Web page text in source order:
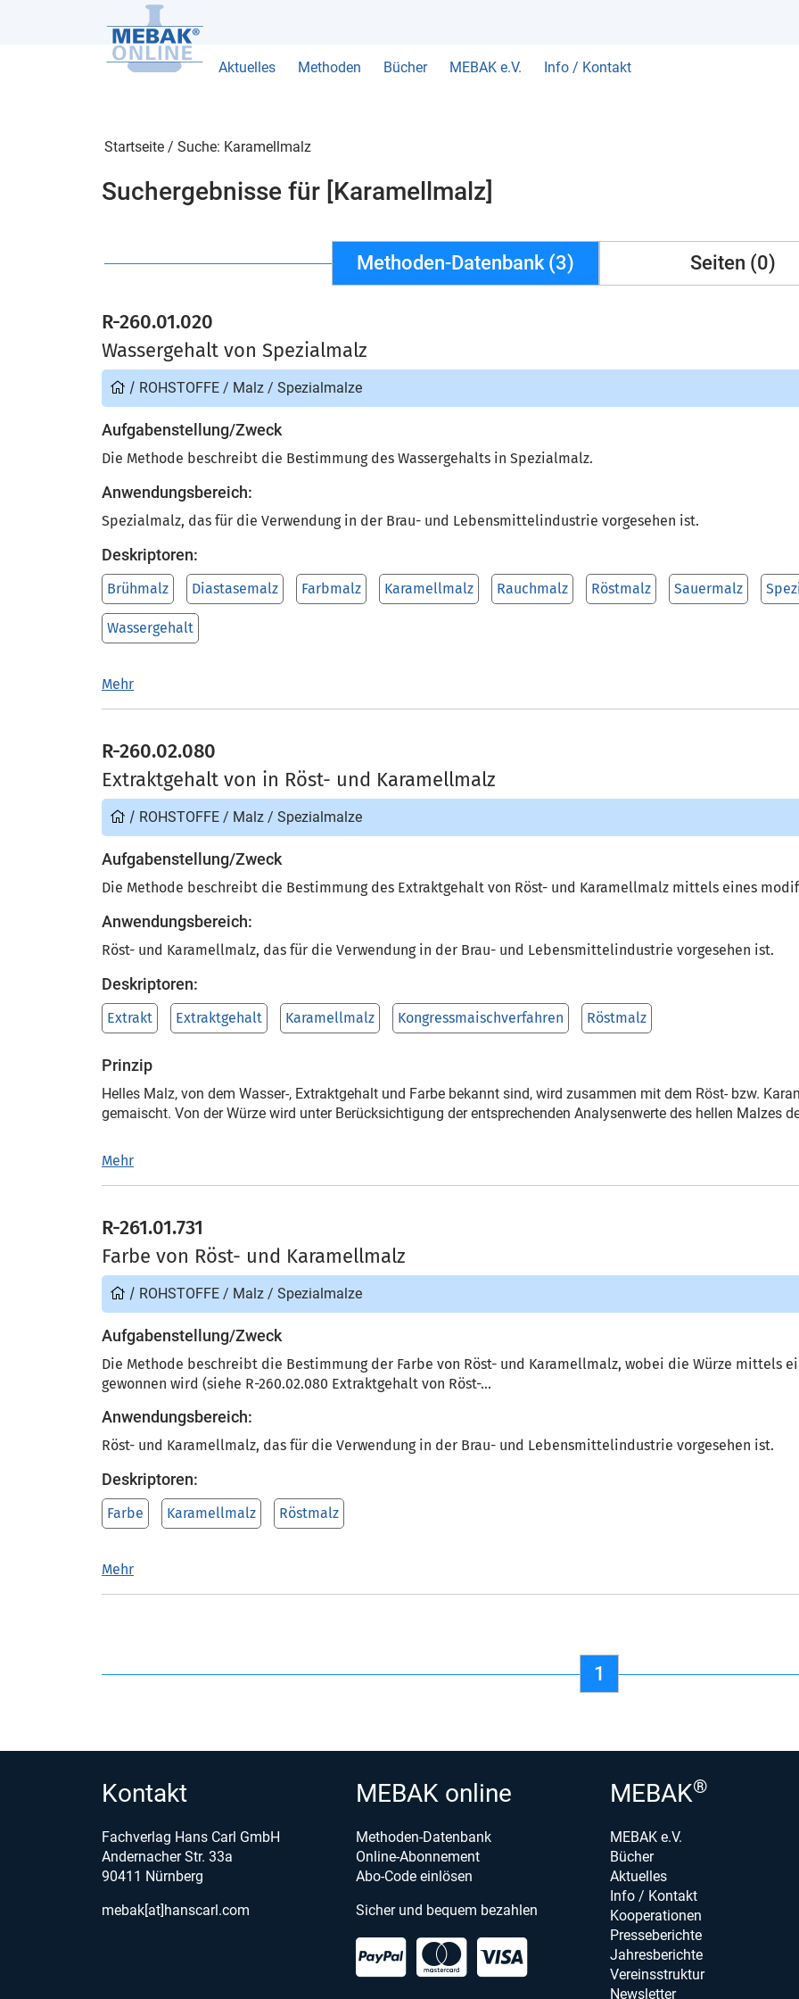
Aktuelles Methoden Bücher MEBAK e.V. Info / Kontakt
Startseite / Suche: Karamellmalz
Suchergebnisse für [Karamellmalz]
Methoden-Datenbank (3) Seiten (0)
R-260.01.020
Wassergehalt von Spezialmalz
/ ROHSTOFFE / Malz / Spezialmalze
Aufgabenstellung/Zweck
Die Methode beschreibt die Bestimmung des Wassergehalts in Spezialmalz.
Anwendungsbereich:
Spezialmalz, das für die Verwendung in der Brau- und Lebensmittelindustrie vorgesehen ist.
Deskriptoren:
Brühmalz Diastasemalz Farbmalz Karamellmalz Rauchmalz Röstmalz Sauermalz
Wassergehalt
Mehr
R-260.02.080
Extraktgehalt von in Röst- und Karamellmalz
/ ROHSTOFFE / Malz / Spezialmalze
Aufgabenstellung/Zweck
Die Methode beschreibt die Bestimmung des Extraktgehalt von Röst- und Karamellmalz mittels eines
Anwendungsbereich:
Röst- und Karamellmalz, das für die Verwendung in der Brau- und Lebensmittelindustrie vorgesehen ist.
Deskriptoren:
Extrakt Extraktgehalt Karamellmalz Kongressmaischverfahren Röstmalz
Prinzip
Helles Malz, von dem Wasser-, Extraktgehalt und Farbe bekannt sind, wird zusammen mit dem Röst- bzw.
gemaischt. Von der Würze wird unter Berücksichtigung der entsprechenden Analysenwerte des hellen Malzes
Mehr
R-261.01.731
Farbe von Röst- und Karamellmalz
/ ROHSTOFFE / Malz / Spezialmalze
Aufgabenstellung/Zweck
Die Methode beschreibt die Bestimmung der Farbe von Röst- und Karamellmalz, wobei die Würze mittels
gewonnen wird (siehe R-260.02.080 Extraktgehalt von Röst-...
Anwendungsbereich:
Röst- und Karamellmalz, das für die Verwendung in der Brau- und Lebensmittelindustrie vorgesehen ist.
Deskriptoren:
Farbe Karamellmalz Röstmalz
Mehr
1
Kontakt
Fachverlag Hans Carl GmbH
Andernacher Str. 33a
90411 Nürnberg
mebak[at]hanscarl.com
MEBAK online
Methoden-Datenbank
Online-Abonnement
Abo-Code einlösen
Sicher und bequem bezahlen
MEBAK®
MEBAK e.V.
Bücher
Aktuelles
Info / Kontakt
Kooperationen
Presseberichte
Jahresberichte
Vereinsstruktur
Newsletter